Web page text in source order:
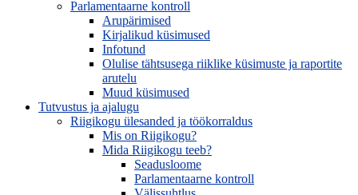
Parlamentaarne kontroll
Arupärimised
Kirjalikud küsimused
Infotund
Olulise tähtsusega riiklike küsimuste ja raportite
arutelu
Muud küsimused
Tutvustus ja ajalugu
Riigikogu ülesanded ja töökorraldus
Mis on Riigikogu?
Mida Riigikogu teeb?
Seadusloome
Parlamentaarne kontroll